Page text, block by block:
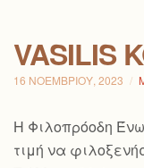
VASILIS
16 ΝΟΕΜΒΡΊΟΥ, 2023
H Φιλοπρόοδη
τιμή να